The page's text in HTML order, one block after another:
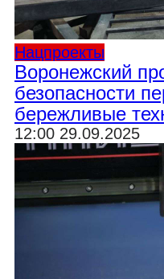
Нацпроекты
Воронежский
безопасности
бережливые
12:00 29.09.2025